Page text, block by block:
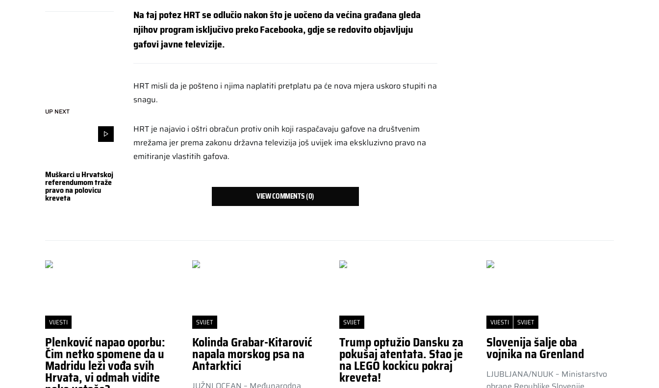
UP NEXT
Muškarci u Hrvatskoj
referendumom traže
pravo na polovicu
kreveta
Na taj potez HRT se odlučio nakon što je uočeno da većina građana gleda
njihov program isključivo preko Facebooka, gdje se redovito objavljuju
gafovi javne televizije.
HRT misli da je pošteno i njima naplatiti pretplatu pa će nova mjera uskoro stupiti na
snagu.
HRT je najavio i oštri obračun protiv onih koji raspačavaju gafove na društvenim
mrežama jer prema zakonu državna televizija još uvijek ima ekskluzivno pravo na
emitiranje vlastitih gafova.
VIEW COMMENTS (0)
VIJESTI
Plenković napao oporbu:
Čim netko spomene da u
Madridu leži vođa svih
Hrvata, vi odmah vidite
SVIJET
Kolinda Grabar-Kitarović
napala morskog psa na
Antarktici
SVIJET
Trump optužio Dansku za
pokušaj atentata. Stao je
na LEGO kockicu pokraj
kreveta!
VIJESTI SVIJET
Slovenija šalje oba
vojnika na Grenland
LJUBLJANA/NUUK – Ministarstvo